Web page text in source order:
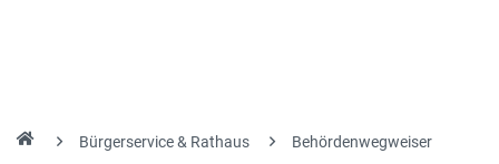
Bürgerservice & Rathaus Behördenwegweiser